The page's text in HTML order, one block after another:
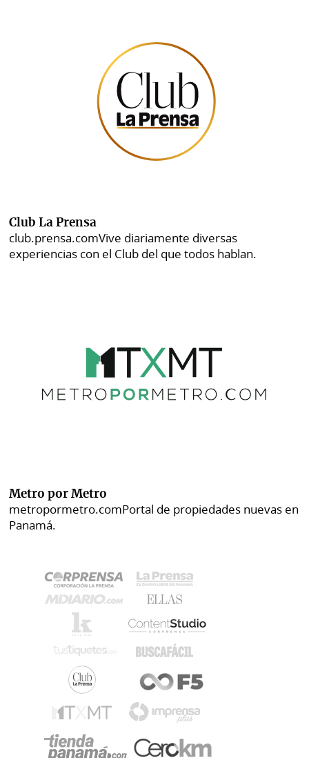
Club La Prensa
club.prensa.comVive diariamente diversas
experiencias con el Club del que todos hablan.
Metro por Metro
metropormetro.comPortal de propiedades nuevas en
Panamá.